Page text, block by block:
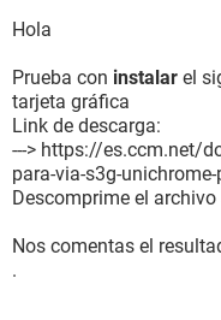
Vendedor Phoenix
Fecha de salida 06/08/
Tamaño 512 KB
[ Placa base ]
Propiedades de la Placa
[ Procesadores / Intel(R)
Hola
Prueba con instalar el
tarjeta gráfica
Link de descarga:
---> https://es.ccm.net/
para-via-s3g-
Descomprime el
Nos comentas el
.